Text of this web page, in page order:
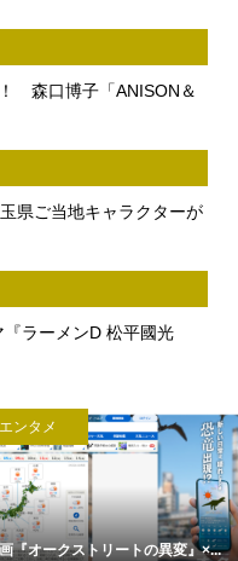
森口博子「ANISON＆
県ご当地キャラクターが
ラーメンD 松平國光
エンタメ
『オークストリートの異変』×...